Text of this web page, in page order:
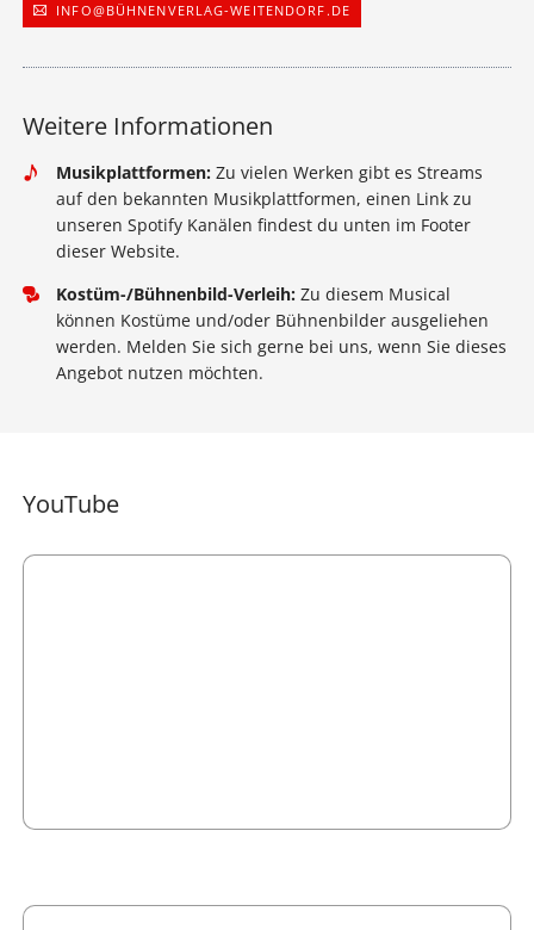
INFO@BÜHNENVERLAG-WEITENDORF.DE
Weitere Informationen
Musikplattformen: Zu vielen Werken gibt es Streams
auf den bekannten Musikplattformen, einen Link zu
unseren Spotify Kanälen findest du unten im Footer
dieser Website.
Kostüm-/Bühnenbild-Verleih: Zu diesem Musical
können Kostüme und/oder Bühnenbilder ausgeliehen
werden. Melden Sie sich gerne bei uns, wenn Sie dieses
Angebot nutzen möchten.
YouTube